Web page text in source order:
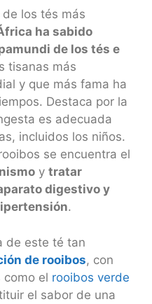
los tés más
ha sabido
de los tés e
tisanas más
y que más fama ha
Destaca por la
es adecuada
incluidos los niños.
se encuentra el
y tratar
digestivo y
.
de este té tan
de rooibos, con
como el rooibos verde
el sabor de una